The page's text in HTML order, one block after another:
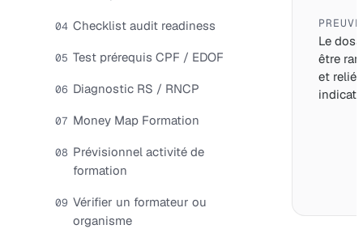
04 Checklist audit readiness
05 Test prérequis CPF / EDOF
06 Diagnostic RS / RNCP
07 Money Map Formation
08 Prévisionnel activité de
formation
09 Vérifier un formateur ou
organisme
PREUVE
Le
être
et relié